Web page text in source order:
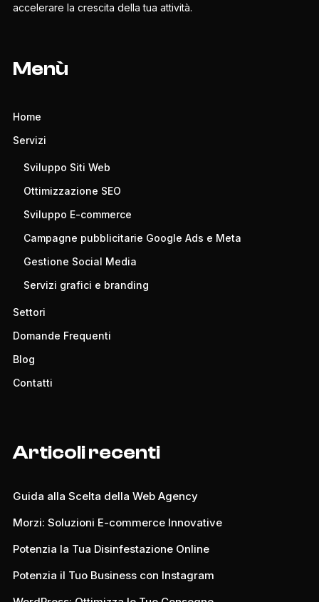
accelerare la crescita della tua attività.
Menù
Home
Servizi
Sviluppo Siti Web
Ottimizzazione SEO
Sviluppo E-commerce
Campagne pubblicitarie Google Ads e Meta
Gestione Social Media
Servizi grafici e branding
Settori
Domande Frequenti
Blog
Contatti
Articoli recenti
Guida alla Scelta della Web Agency
Morzi: Soluzioni E-commerce Innovative
Potenzia la Tua Disinfestazione Online
Potenzia il Tuo Business con Instagram